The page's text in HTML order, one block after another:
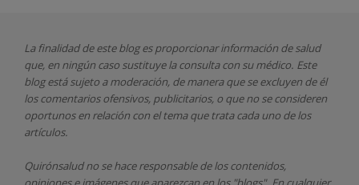
La finalidad de este blog es proporcionar información de salud
que, en ningún caso sustituye la consulta con su médico. Este
blog está sujeto a moderación, de manera que se excluyen de él
los comentarios ofensivos, publicitarios, o que no se consideren
oportunos en relación con el tema que trata cada uno de los
artículos.
Quirónsaludno se hace responsable de los contenidos,